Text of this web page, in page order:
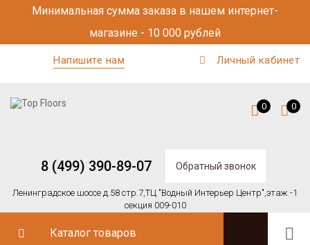
Минимальная сумма заказа в нашем интернет-
магазине - 10 000 рублей
Напишите нам Личный кабинет
8 (499) 390-89-07 Обратный звонок
Ленинградское шоссе д.58 стр.7,ТЦ "Водный Интерьер Центр",этаж -1
секция 009-010
0 0
Каталог товаров